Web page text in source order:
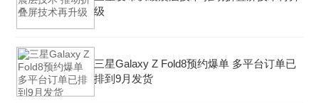
级
三星Galaxy Z Fold8预约爆单 多平台订单已
排到9月发货